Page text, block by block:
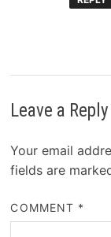
Leave a Reply
Your email
fields are
COMMENT *